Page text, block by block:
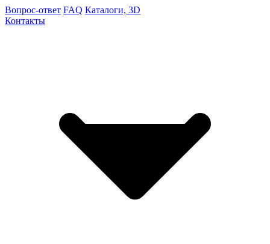
Вопрос-ответ FAQ Каталоги, 3D
Контакты